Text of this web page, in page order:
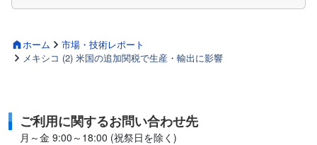
ホーム
市場・技術レポート
メキシコ (2) 米国の追加関税で生産・輸出に影響
ご利用に関するお問い合わせ先
月～金 9:00～18:00 (祝祭日を除く)